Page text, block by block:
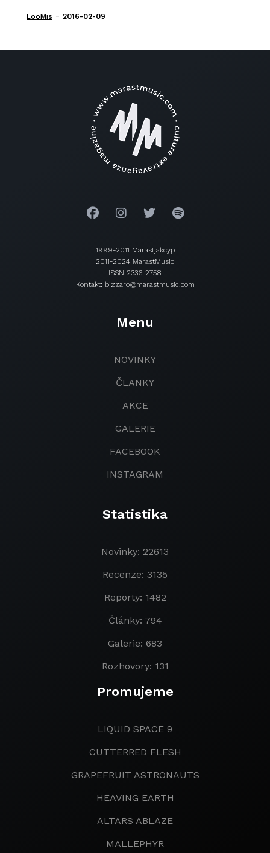
LooMis - 2016-02-09
1999-2011 Marastjakcyp
2011-2024 MarastMusic
ISSN 2336-2758
Kontakt: bizzaro@marastmusic.com
Menu
NOVINKY
ČLANKY
AKCE
GALERIE
FACEBOOK
INSTAGRAM
Statistika
Novinky: 22613
Recenze: 3135
Reporty: 1482
Články: 794
Galerie: 683
Rozhovory: 131
Promujeme
LIQUID SPACE 9
CUTTERRED FLESH
GRAPEFRUIT ASTRONAUTS
HEAVING EARTH
ALTARS ABLAZE
MALLEPHYR